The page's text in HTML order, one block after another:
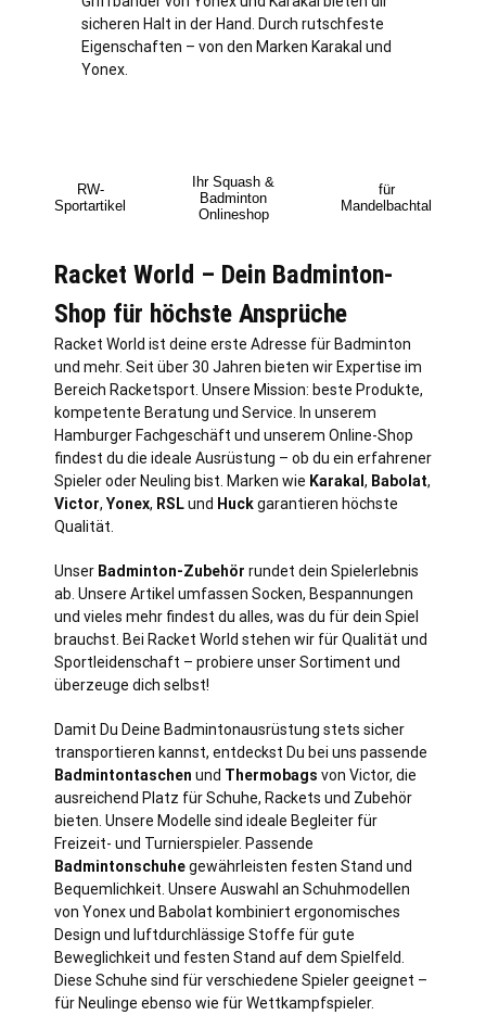
sicheren Halt in der Hand. Durch rutschfeste
Eigenschaften – von den Marken Karakal und
Yonex.
RW-
Sportartikel
Ihr Squash &
Badminton
Onlineshop
für
Mandelbachtal
Racket World – Dein Badminton-
Shop für höchste Ansprüche
Racket World ist deine erste Adresse für Badminton
und mehr. Seit über 30 Jahren bieten wir Expertise im
Bereich Racketsport. Unsere Mission: beste Produkte,
kompetente Beratung und Service. In unserem
Hamburger Fachgeschäft und unserem Online-Shop
findest du die ideale Ausrüstung – ob du ein erfahrener
Spieler oder Neuling bist. Marken wie Karakal , Babolat,
Victor, Yonex, RSLund Huckgarantieren höchste
Qualität.
Unser Badminton-Zubehör rundet dein Spielerlebnis
ab. Unsere Artikel umfassen Socken, Bespannungen
und vieles mehr findest du alles, was du für dein Spiel
brauchst. Bei Racket World stehen wir für Qualität und
Sportleidenschaft – probiere unser Sortiment und
überzeuge dich selbst!
Damit Du Deine Badmintonausrüstung stets sicher
transportieren kannst, entdeckst Du bei uns passende
Badmintontaschen und Thermobags von Victor, die
ausreichend Platz für Schuhe, Rackets und Zubehör
bieten. Unsere Modelle sind ideale Begleiter für
Freizeit- und Turnierspieler. Passende
Badmintonschuhegewährleisten festen Stand und
Bequemlichkeit. Unsere Auswahl an Schuhmodellen
von Yonex und Babolat kombiniert ergonomisches
Design und luftdurchlässige Stoffe für gute
Beweglichkeit und festen Stand auf dem Spielfeld.
Diese Schuhe sind für verschiedene Spieler geeignet –
für Neulinge ebenso wie für Wettkampfspieler.